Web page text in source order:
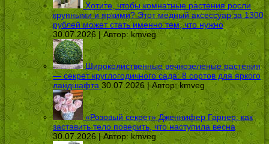
Хотите, чтобы комнатные растения росли
крупными и яркими? Этот медный аксессуар за 1300
рублей может стать именно тем, что нужно
30.07.2026 | Автор: kmveg
Широколиственные вечнозеленые растения
— секрет круглогодичного сада: 8 сортов для яркого
ландшафта 30.07.2026 | Автор:kmveg
«Розовый секрет» Дженнифер Гарнер: как
заставить тело поверить, что наступила весна
30.07.2026 | Автор: kmveg